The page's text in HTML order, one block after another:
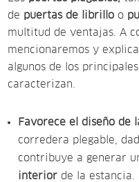
de puertas de librilloo
multitud de ventajas. A
mencionaremos y
algunos de los
caracterizan.
Favorece el diseño de
corredera plegable,
contribuye a generar
interior de la estancia.